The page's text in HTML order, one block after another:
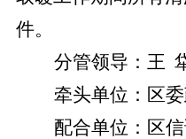
件。
分管领导： 王
牵头单位： 区
配合单位： 区